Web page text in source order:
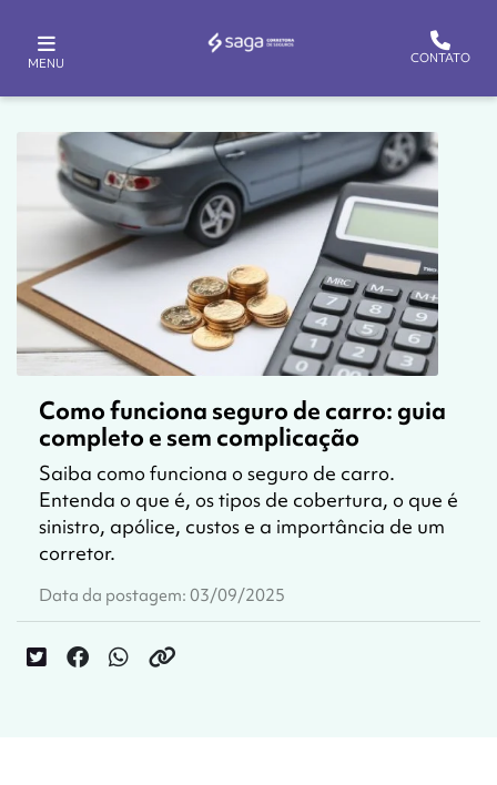
MENU CONTATO
Como funciona seguro de carro: guia
completo e sem complicação
Saiba como funciona o seguro de carro.
Entenda o que é, os tipos de cobertura, o que é
sinistro, apólice, custos e a importância de um
corretor.
Data da postagem: 03/09/2025